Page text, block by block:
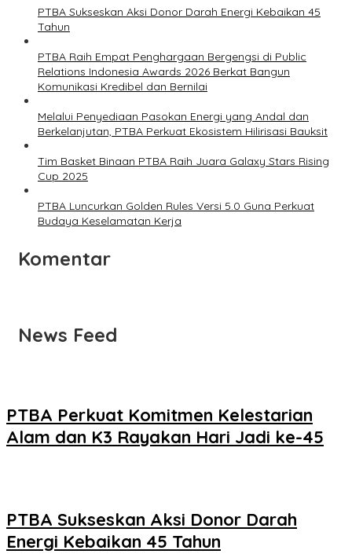
PTBA Sukseskan Aksi Donor Darah Energi Kebaikan 45
Tahun
PTBA Raih Empat Penghargaan Bergengsi di Public
Relations Indonesia Awards 2026 Berkat Bangun
Komunikasi Kredibel dan Bernilai
Melalui Penyediaan Pasokan Energi yang Andal dan
Berkelanjutan, PTBA Perkuat Ekosistem Hilirisasi Bauksit
Tim Basket Binaan PTBA Raih Juara Galaxy Stars Rising
Cup 2025
PTBA Luncurkan Golden Rules Versi 5.0 Guna Perkuat
Budaya Keselamatan Kerja
Komentar
News Feed
PTBA Perkuat Komitmen Kelestarian
Alam dan K3 Rayakan Hari Jadi ke-45
PTBA Sukseskan Aksi Donor Darah
Energi Kebaikan 45 Tahun